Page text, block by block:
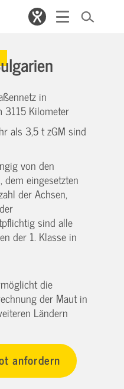
in
3115 Kilometer
als 3,5 t zGM sind
von den
dem eingesetzten
der Achsen,
sind alle
der 1. Klasse in
die
der Maut in
Ländern
anfordern